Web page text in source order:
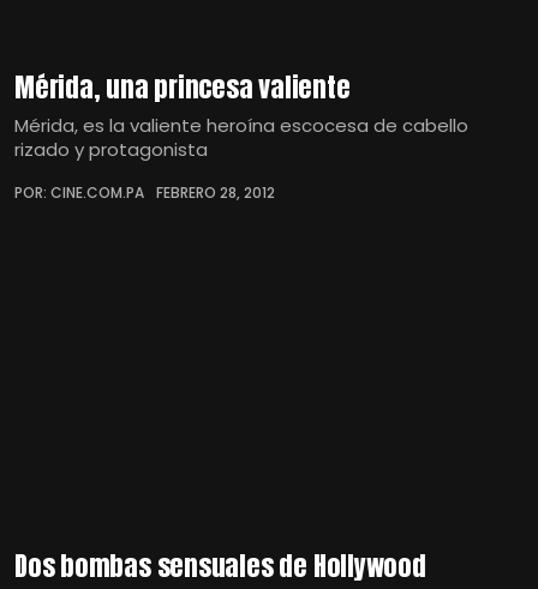
Mérida, una princesa valiente
Mérida, es la valiente heroína escocesa de cabello
rizado y protagonista
POR: CINE.COM.PA FEBRERO 28, 2012
Dos bombas sensuales de Hollywood